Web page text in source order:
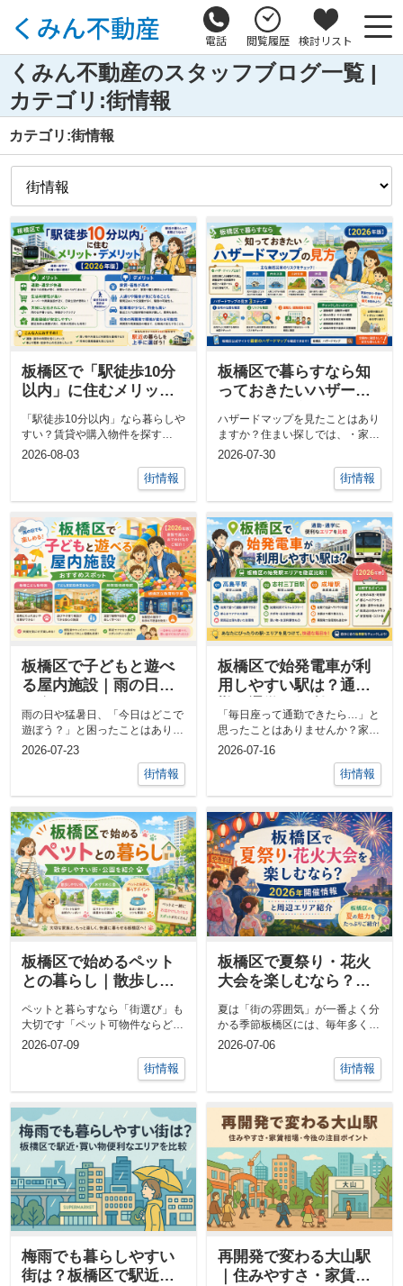
電話 閲覧履歴 検討リスト
くみん不動産のスタッフブログ一覧 |
カテゴリ:街情報
カテゴリ:街情報
板橋区で「駅徒歩10分
以内」に住むメリッ
年版】
「駅徒歩10分以内」なら暮らしや
すい？賃貸や購入物件を探す
際、・駅徒歩5分以内・駅徒歩10
2026-08-03
街情報
板橋区で暮らすなら知
っておきたいハザード
版】
ハザードマップを見たことはあり
ますか？住まい探しでは、・家賃
や価格・間取り・駅までの距離・
2026-07-30
街情報
板橋区で子どもと遊べ
る屋内施設｜雨の日で
ポット【2026年版】
雨の日や猛暑日、「今日はどこで
遊ぼう？」と困ったことはありま
せんか？雨の日や猛暑日、「今日
2026-07-23
街情報
板橋区で始発電車が利
用しやすい駅は？通
アを比較【2026年版】
「毎日座って通勤できたら…」と
思ったことはありませんか？家探
しで、・家賃・間取り・築年数を
2026-07-16
街情報
板橋区で始めるペット
との暮らし｜散歩しや
ペットと暮らすなら「街選び」も
大切です「ペット可物件ならどこ
でも同じ」と思われることがあり
2026-07-09
街情報
板橋区で夏祭り・花火
大会を楽しむなら？
エリア紹介
夏は「街の雰囲気」が一番よく分
かる季節板橋区には、毎年多くの
人でにぎわう夏祭りや花火大会が
2026-07-06
街情報
梅雨でも暮らしやすい
街は？板橋区で駅近・
再開発で変わる大山駅
｜住みやすさ・家賃相